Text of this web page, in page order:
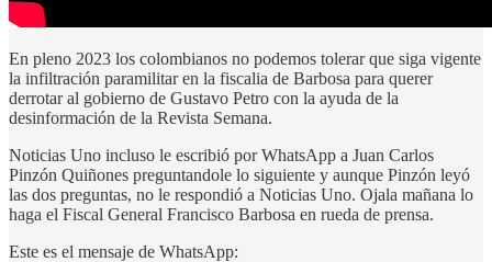
En pleno 2023 los colombianos no podemos tolerar que siga vigente
la infiltración paramilitar en la fiscalia de Barbosa para querer
derrotar al gobierno de Gustavo Petro con la ayuda de la
desinformación de la Revista Semana.
Noticias Uno incluso le escribió por WhatsApp a Juan Carlos
Pinzón Quiñones preguntandole lo siguiente y aunque Pinzón leyó
las dos preguntas, no le respondió a Noticias Uno. Ojala mañana lo
haga el Fiscal General Francisco Barbosa en rueda de prensa.
Este es el mensaje de WhatsApp: